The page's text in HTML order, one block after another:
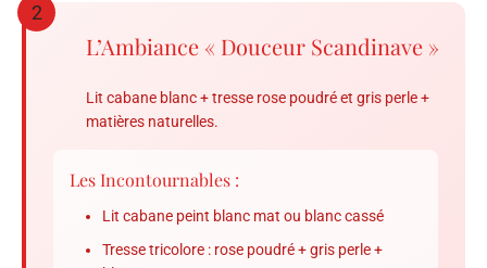
2
L’Ambiance « Douceur Scandinave »
Lit cabane blanc + tresse rose poudré et gris perle +
matières naturelles.
Les Incontournables :
Lit cabane peint blanc mat ou blanc cassé
Tresse tricolore : rose poudré + gris perle +